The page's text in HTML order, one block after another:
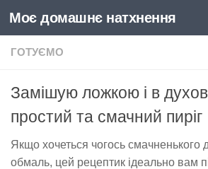
Skip to content
Моє домашнє натхнення
ГОТУЄМО
Замішую ложкою і в
простий та смачний пиріг
Якщо хочеться чогось смачненького
обмаль, цей рецептик ідеально вам